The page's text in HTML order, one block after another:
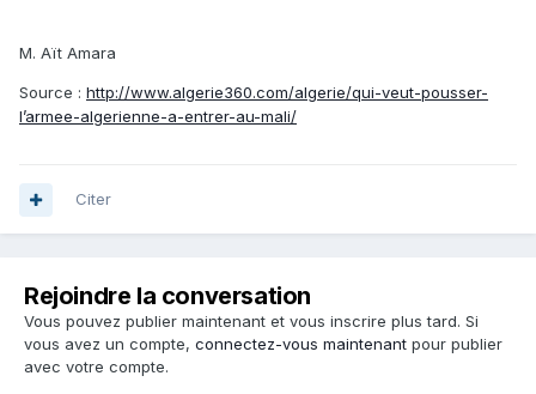
M. Aït Amara
Source : http://www.algerie360.com/algerie/qui-veut-pousser-
l’armee-algerienne-a-entrer-au-mali/
Citer
Rejoindre la conversation
Vous pouvez publier maintenant et vous inscrire plus tard. Si
vous avez un compte, connectez-vous maintenant pour publier
avec votre compte.